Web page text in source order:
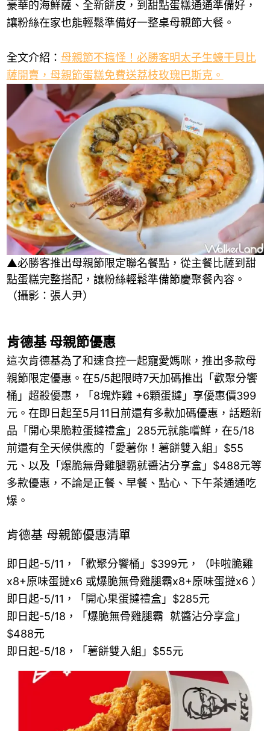
豪華的海鮮薩、全新餅皮，到甜點蛋糕通通準備好，
讓粉絲在家也能輕鬆準備好一整桌母親節大餐。
全文介紹： 母親節不搞怪！必勝客明太子生蠔干貝比
薩開賣，母親節蛋糕免費送荔枝玫瑰巴斯克。
▲必勝客推出母親節限定聯名餐點，從主餐比薩到甜
點蛋糕完整搭配，讓粉絲輕鬆準備節慶聚餐內容。
（攝影：張人尹）
肯德基 母親節優惠
這次肯德基為了和速食控一起寵愛媽咪，推出多款母
親節限定優惠。在5/5起限時7天加碼推出「歡聚分饗
桶」超殺優惠，「8塊炸雞 +6顆蛋撻」享優惠價399
元。在即日起至5月11日前還有多款加碼優惠，話題新
品「開心果脆粒蛋撻禮盒」285元就能嚐鮮，在5/18
前還有全天候供應的「愛薯你！薯餅雙入組」$55
元、以及「爆脆無骨雞腿霸就醬沾分享盒」$488元等
多款優惠，不論是正餐、早餐、點心、下午茶通通吃
爆。
肯德基 母親節優惠清單
即日起-5/11，「歡聚分饗桶」$399元，（咔啦脆雞
x8+原味蛋撻x6 或爆脆無骨雞腿霸x8+原味蛋撻x6 ）
即日起-5/11，「開心果蛋撻禮盒」$285元
即日起-5/18，「爆脆無骨雞腿霸 就醬沾分享盒」
$488元
即日起-5/18，「薯餅雙入組」$55元